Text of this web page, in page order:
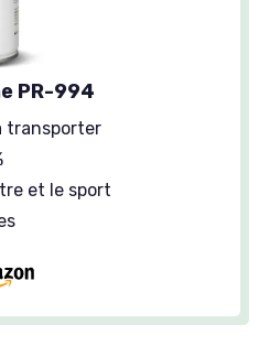
PR-994
transporter
et le sport